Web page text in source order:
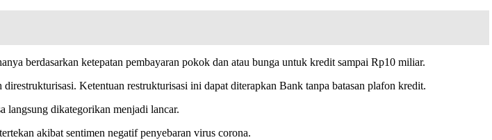
berdasarkan ketepatan pembayaran pokok dan atau bunga untuk kredit sampai Rp10 miliar.
Ketentuan restrukturisasi ini dapat diterapkan Bank tanpa batasan plafon kredit.
dikategorikan menjadi lancar.
akibat sentimen negatif penyebaran virus corona.